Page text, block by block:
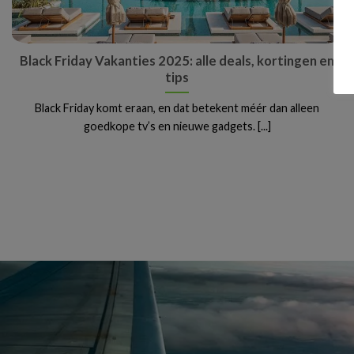
Black Friday Vakanties 2025: alle deals, kortingen en
tips
Black Friday komt eraan, en dat betekent méér dan alleen
goedkope tv’s en nieuwe gadgets. [...]